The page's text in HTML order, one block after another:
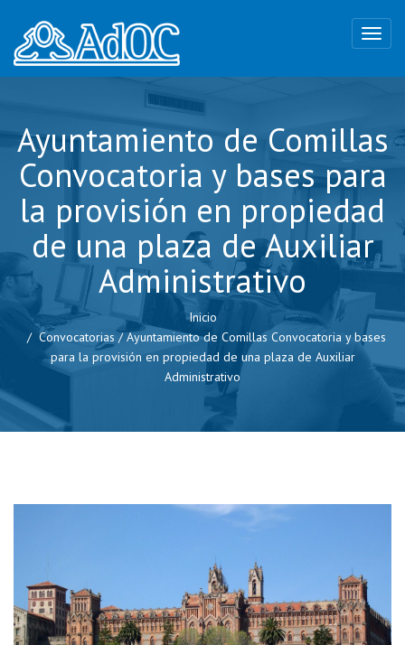
Ayuntamiento de Comillas
Convocatoria y bases para
la provisión en propiedad
de una plaza de Auxiliar
Administrativo
Inicio
Convocatorias /Ayuntamiento de Comillas Convocatoria y bases
para la provisión en propiedad de una plaza de Auxiliar
Administrativo